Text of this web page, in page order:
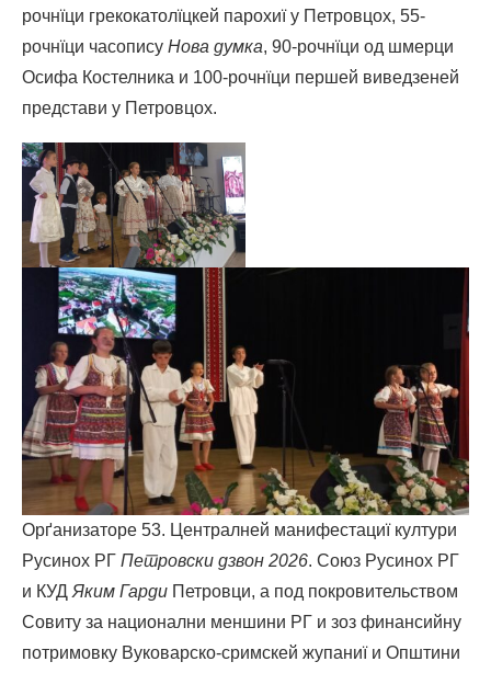
рочнїци грекокатолїцкей парохиї у Петровцох, 55-
рочнїци часопису Нова думка, 90-рочнїци од шмерци
Осифа Костелника и 100-рочнїци першей виведзеней
представи у Петровцох.
Орґанизаторе 53. Централней манифестациї култури
Русинох РГ Петровски дзвон 2026. Союз Русинох РГ
и КУД Яким Гарди Петровци, а под покровительством
Совиту за национални меншини РГ и зоз финансийну
потримовку Вуковарско-сримскей жупаниї и Општини